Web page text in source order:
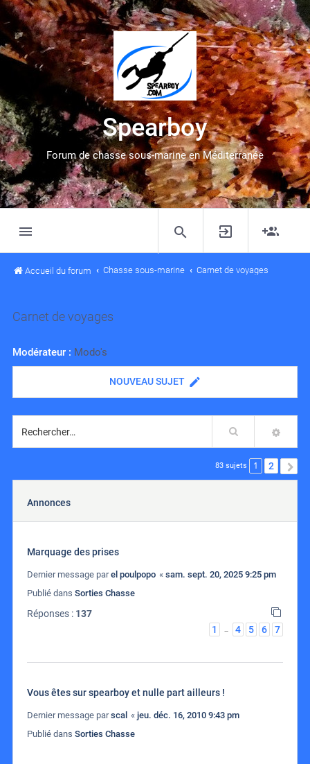
Spearboy
Forum de chasse sous-marine en Méditerranée
Accueil du forum Chasse sous-marine Carnet de voyages
Carnet de voyages
Modérateur : Modo's
NOUVEAU SUJET
Rechercher
83 sujets 1 2
Annonces
Marquage des prises
Dernier message parel poulpopo « sam. sept. 20, 2025 9:25 pm
Publié dans Sorties Chasse
Réponses : 137
1
4 5 6 7
Vous êtes sur spearboy et nulle part ailleurs !
Dernier message parscal « jeu. déc. 16, 2010 9:43 pm
Publié dans Sorties Chasse